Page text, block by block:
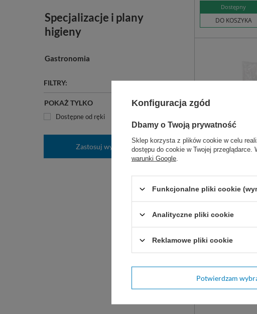
Specjalizacje i plany
higieny
Gastronomia
FILTRY:
POKAŻ TYLKO
Dostępne od ręki
Zastosuj wybrane filtry
Dostępny
DO KOSZYKA
Rączka do
kaniulowana.
4,5 mm
Konfiguracja zgód
Dbamy o Twoją prywatność
Sklep korzysta z plików cookie w celu
dostępu do cookie w Twojej
warunki Google
Funkcjonalne pliki cookie
Analityczne pliki cookie
Reklamowe pliki cookie
Potwierdzam